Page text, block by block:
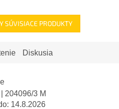
SÚVISIACE PRODUKTY
Diskusia
| 204096/3 M
14.8.2026